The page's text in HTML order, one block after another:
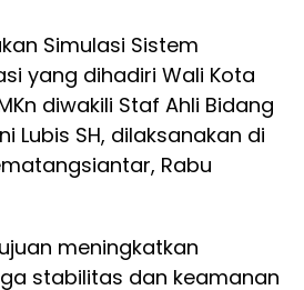
Simulasi Sistem
yang dihadiri Wali Kota
diwakili Staf Ahli Bidang
Lubis SH, dilaksanakan di
Rabu
meningkatkan
stabilitas dan keamanan